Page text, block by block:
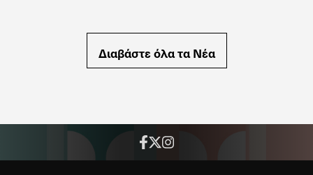
Διαβάστε όλα τα Νέα